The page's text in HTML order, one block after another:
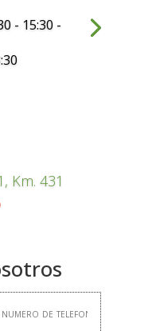
- 15:30 -
Km. 431